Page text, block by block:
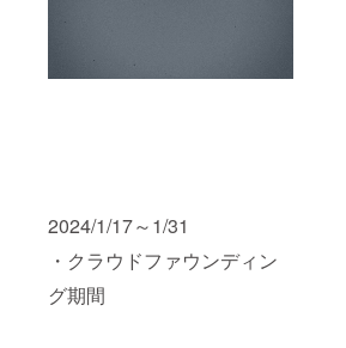
2024/1/17～1/31
・クラウドファウンディン
グ期間